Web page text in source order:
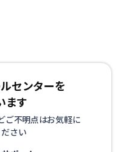
センターを
ます
ご不明点はお気軽に
さい